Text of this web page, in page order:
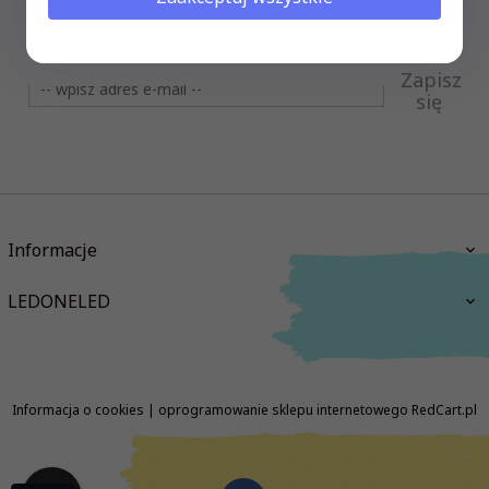
Zapisz
się
Informacje
LEDONELED
biuro@ledoneled.pl
Informacja o cookies | oprogramowanie sklepu internetowego RedCart.pl